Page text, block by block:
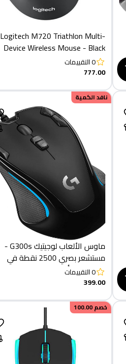
Logitech M720 Triathlon Multi-
Device Wireless Mouse - Black
0التقييمات
777.00
نافد الكمية
ماوس الألعاب لوجيتيك G300s -
مستشعر بصري 2500 نقطة في
البوصة - 9 أزرار قابلة للبرمجة
0التقييمات
399.00
خصم100.00